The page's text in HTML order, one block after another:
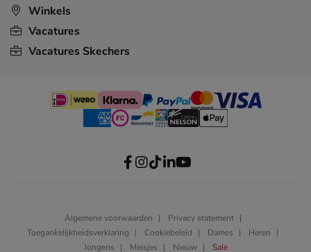
Winkels
Vacatures
Vacatures Skechers
Algemene voorwaarden
Privacy statement
Toegankelijkheidsverklaring
Cookiebeleid Dames
Heren
Jongens
Meisjes Nieuw Sale